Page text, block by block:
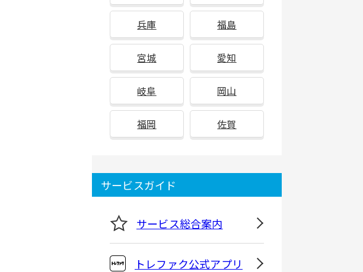
兵庫 福島
宮城 愛知
岐阜 岡山
福岡 佐賀
サービスガイド
サービス総合案内
トレファク公式アプリ